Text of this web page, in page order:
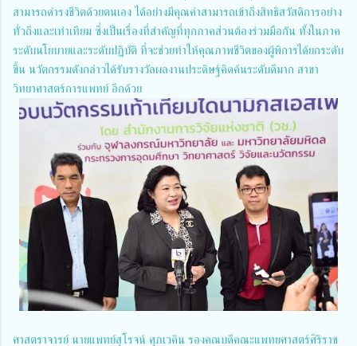
สามารถดำรงชีวิตด้วยตนเอง ได้อย่างมีคุณค่าสามารถเข้าถึงสิทธิสวัสดิการอย่าง
ทั่วถึงและเท่าเทียม ซึ่งเป็นเรื่องที่สำคัญที่ทุกภาคส่วนต้องร่วมมือกัน ทั้งในภาค
ระดับนโยบายและระดับปฏิบัติ ที่จะช่วยทำให้คุณภาพชีวิตของผู้พิการได้ยกระดับ
ขึ้น นวัตกรรมดังกล่าวได้รับรางวัลผลงานประดิษฐ์คิดค้นระดับดีมาก สาขา
วิทยาศาสตร์การแพทย์ อีกด้วย
ศาสตราจารย์ นายแพทย์สุโรจน์ ศุภเวคิน รองคณบดีคณะแพทยศาสตร์ศิริราช